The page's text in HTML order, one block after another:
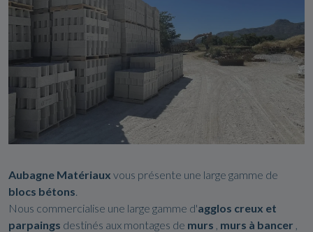
Aubagne Matériaux vous présente une large gamme de
blocs bétons.
Nous commercialise une large gamme d'agglos creux et
parpaings destinés aux montages de murs murs à bancer